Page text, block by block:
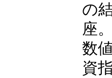
半
の
座
数